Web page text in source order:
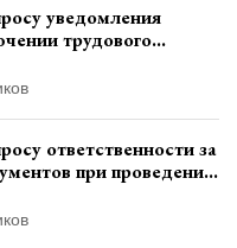
уведомления
трудового
ответственности за
при проведении